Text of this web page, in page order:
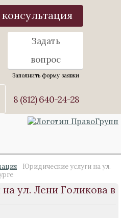
Задать
вопрос
Заполнить форму заявки
8 (812) 640-24-28
Юридические услуги на ул.
ул. Лени Голикова в